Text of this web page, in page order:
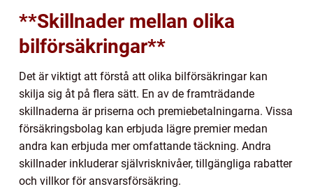
**Skillnader mellan olika
bilförsäkringar**
Det är viktigt att förstå att olika bilförsäkringar kan
skilja sig åt på flera sätt. En av de framträdande
skillnaderna är priserna och premiebetalningarna. Vissa
försäkringsbolag kan erbjuda lägre premier medan
andra kan erbjuda mer omfattande täckning. Andra
skillnader inkluderar självrisknivåer, tillgängliga rabatter
och villkor för ansvarsförsäkring.